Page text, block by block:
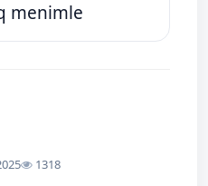
menimle
1318